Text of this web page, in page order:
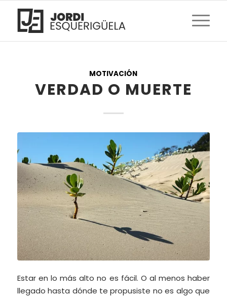
MOTIVACIÓN
VERDAD O MUERTE
Estar en lo más alto no es fácil. O al menos haber
llegado hasta dónde te propusiste no es algo que